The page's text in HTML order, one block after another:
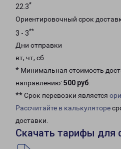
22.3*
Ориентировочный срок
3 - 3**
Дни отправки
вт, чт, сб
* Минимальная стоимость
направлению: 500 руб.
** Срок перевозки является
Рассчитайте в калькуляторе
доставки.
Скачать тарифы для